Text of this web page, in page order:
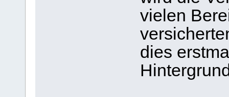
vielen
dies